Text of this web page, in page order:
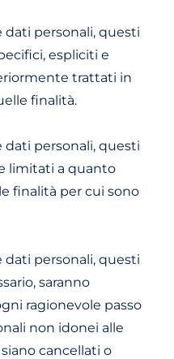
dati personali, questi
espliciti e
trattati in
finalità.
dati personali, questi
limitati a quanto
finalità per cui sono
dati personali, questi
saranno
ragionevole passo
non idonei alle
cancellati o